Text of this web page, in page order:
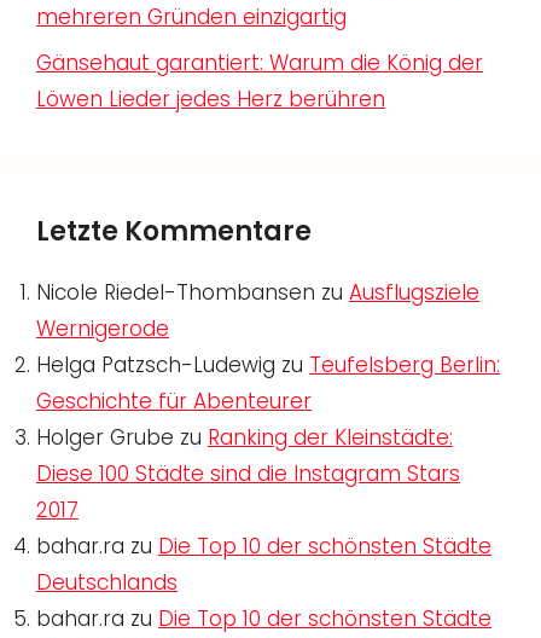
mehreren Gründen einzigartig
Gänsehaut garantiert: Warum die König der
Löwen Lieder jedes Herz berühren
Letzte Kommentare
Nicole Riedel-Thombansen zu Ausflugsziele
Wernigerode
Helga Patzsch-Ludewig zu Teufelsberg Berlin:
Geschichte für Abenteurer
Holger Grube zu Ranking der Kleinstädte:
Diese 100 Städte sind die Instagram Stars
2017
bahar.ra zu Die Top 10 der schönsten Städte
Deutschlands
bahar.ra zu Die Top 10 der schönsten Städte